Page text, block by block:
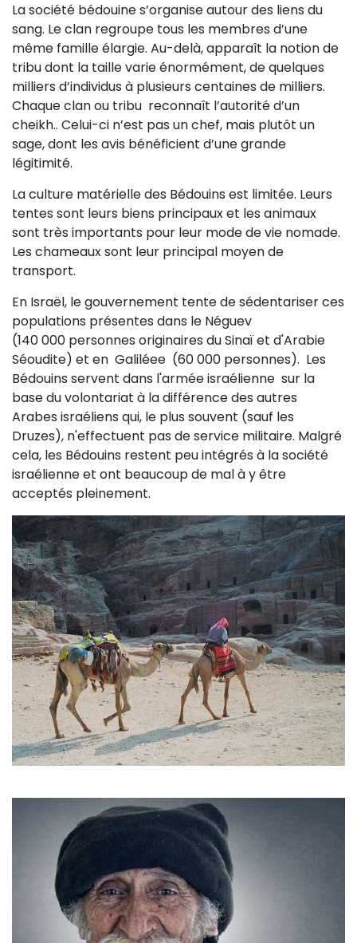
La société bédouine s’organise autour des liens du
sang. Le clan regroupe tous les membres d’une
même famille élargie. Au-delà, apparaît la notion de
tribu dont la taille varie énormément, de quelques
milliers d’individus à plusieurs centaines de milliers.
Chaque clan ou tribu reconnaît l’autorité d’un
cheikh.. Celui-ci n’est pas un chef, mais plutôt un
sage, dont les avis bénéficient d’une grande
légitimité.
La culture matérielle des Bédouins est limitée. Leurs
tentes sont leurs biens principaux et les animaux
sont très importants pour leur mode de vie nomade.
Les chameaux sont leur principal moyen de
transport.
En Israël, le gouvernement tente de sédentariser ces
populations présentes dans le Néguev
(140 000 personnes originaires du Sinaï et d'Arabie
Séoudite) et en Galiléee (60 000 personnes). Les
Bédouins servent dans l'armée israélienne sur la
base du volontariat à la différence des autres
Arabes israéliens qui, le plus souvent (sauf les
Druzes), n'effectuent pas de service militaire. Malgré
cela, les Bédouins restent peu intégrés à la société
israélienneet ont beaucoup de mal à y être
acceptés pleinement.